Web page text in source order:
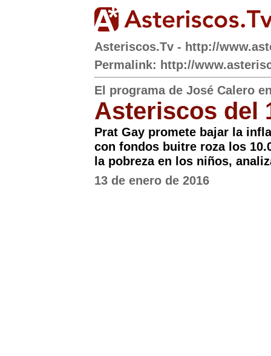
Asteriscos.Tv - http://
Permalink: http://
El programa de José Calero
Asteriscos del
Prat Gay promete bajar la
con fondos buitre roza los
la pobreza en los niños,
13 de enero de 2016